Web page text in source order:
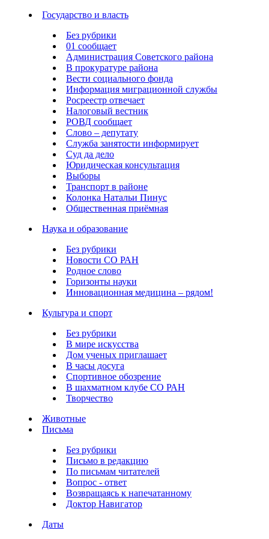
Государство и власть
Без рубрики
01 сообщает
Администрация Советского района
В прокуратуре района
Вести социального фонда
Информация миграционной службы
Росреестр отвечает
Налоговый вестник
РОВД сообщает
Слово – депутату
Служба занятости информирует
Суд да дело
Юридическая консультация
Выборы
Транспорт в районе
Колонка Натальи Пинус
Общественная приёмная
Наука и образование
Без рубрики
Новости СО РАН
Родное слово
Горизонты науки
Инновационная медицина – рядом!
Культура и спорт
Без рубрики
В мире искусства
Дом ученых приглашает
В часы досуга
Спортивное обозрение
В шахматном клубе СО РАН
Творчество
Животные
Письма
Без рубрики
Письмо в редакцию
По письмам читателей
Вопрос - ответ
Возвращаясь к напечатанному
Доктор Навигатор
Даты